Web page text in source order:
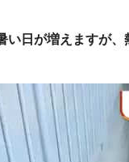
日が増えますが